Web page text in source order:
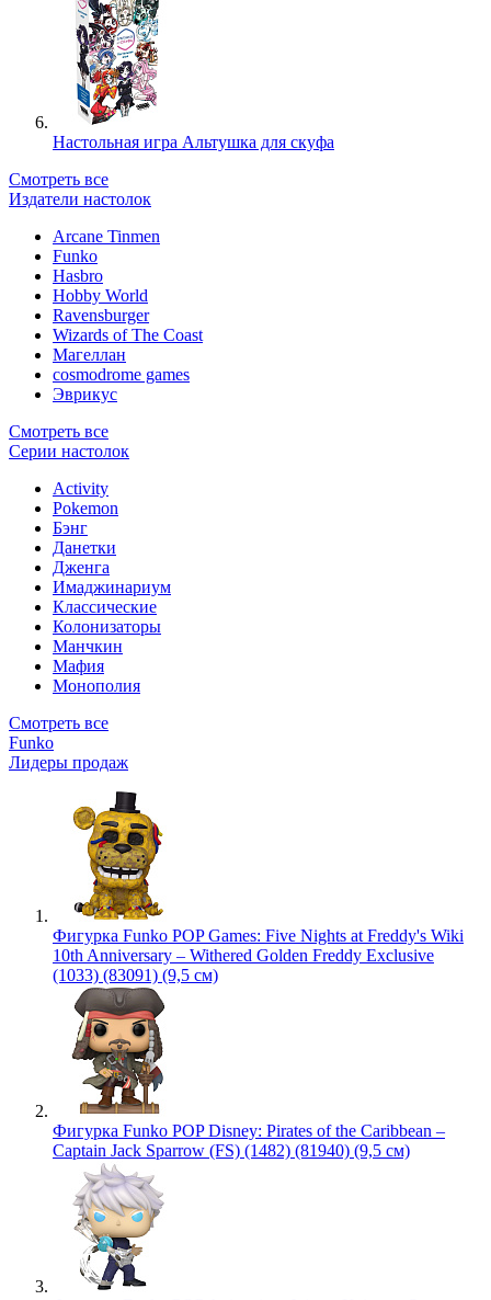
Настольная игра Альтушка для скуфа
Смотреть все
Издатели настолок
Arcane Tinmen
Funko
Hasbro
Hobby World
Ravensburger
Wizards of The Coast
Магеллан
сosmodrome games
Эврикус
Смотреть все
Серии настолок
Activity
Pokemon
Бэнг
Данетки
Дженга
Имаджинариум
Классические
Колонизаторы
Манчкин
Мафия
Монополия
Смотреть все
Funko
Лидеры продаж
Фигурка Funko POP Games: Five Nights at Freddy's Wiki
10th Anniversary – Withered Golden Freddy Exclusive
(1033) (83091) (9,5 см)
Фигурка Funko POP Disney: Pirates of the Caribbean –
Captain Jack Sparrow (FS) (1482) (81940) (9,5 см)